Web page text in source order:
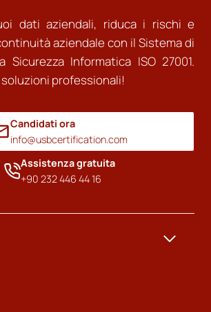
dati aziendali, riduca i rischi e
aziendale con il Sistema di
Sicurezza Informatica ISO 27001.
professionali!
Candidati ora
info@usbcertification.com
Assistenza gratuita
+90 232 446 44 16